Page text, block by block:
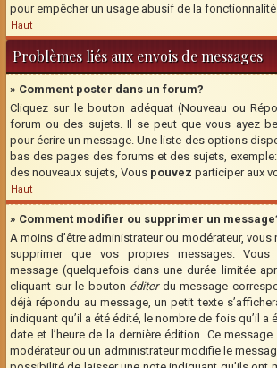
pour empêcher un usage abusif de la
Haut
Problèmes liés aux envois de messages
» Comment poster dans un forum?
Cliquez sur le bouton adéquat (Nouveau ou
forum ou des sujets. Il se peut que vous ayez
pour écrire un message. Une liste des options
bas des pages des forums et des sujets,
des nouveaux sujets, Vous pouvez participer aux
Haut
» Comment modifier ou supprimer un
A moins d’être administrateur ou modérateur,
supprimer que vos propres messages.
message (quelquefois dans une durée limitée
cliquant sur le bouton éditerdu message
déjà répondu au message, un petit texte
indiquant qu’il a été édité, le nombre de fois qu’il a
date et l’heure de la dernière édition. Ce message
modérateur ou un administrateur modifie le